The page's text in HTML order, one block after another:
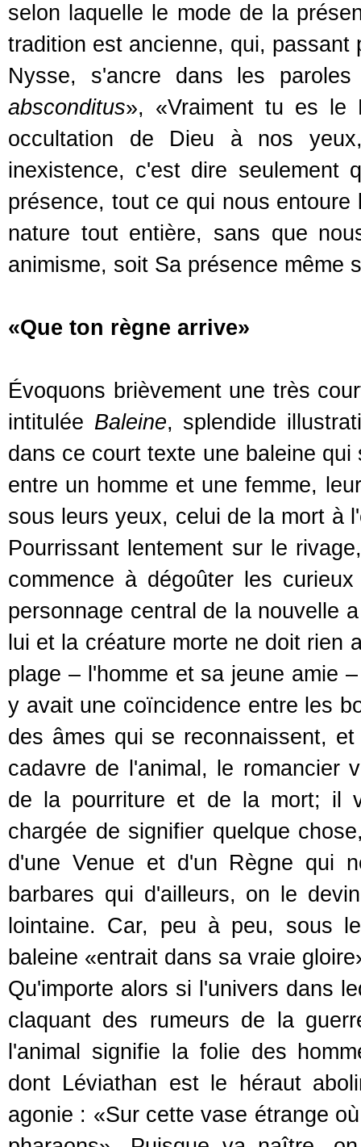
selon laquelle le mode de la
tradition est ancienne, qui,
Nysse, s'ancre dans les
absconditus», «Vraiment tu es le
occultation de Dieu à nos
inexistence, c'est dire seulement
présence, tout ce qui nous
nature tout entière, sans que
animisme, soit Sa présence même
«Que ton règne arrive»
Évoquons brièvement une très
intitulée Baleine, splendide
dans ce court texte une baleine
entre un homme et une femme,
sous leurs yeux, celui de la mort à
Pourrissant lentement sur le
commence à dégoûter les
personnage central de la nouvelle
lui et la créature morte ne doit rien
plage – l'homme et sa jeune amie
y avait une coïncidence entre les
des âmes qui se reconnaissent,
cadavre de l'animal, le romancier
de la pourriture et de la mort; il
chargée de signifier quelque
d'une Venue et d'un Règne qui
barbares qui d'ailleurs, on le
lointaine. Car, peu à peu, sous
baleine «entrait dans sa vraie
Qu'importe alors si l'univers dans
claquant des rumeurs de la
l'animal signifie la folie des
dont Léviathan est le héraut
agonie : «Sur cette vase étrange